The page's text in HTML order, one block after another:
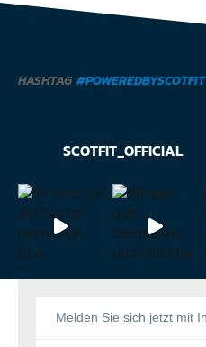
HASHTAG #POWEREDBYSCOTFIT
SCOTFIT_OFFICIAL